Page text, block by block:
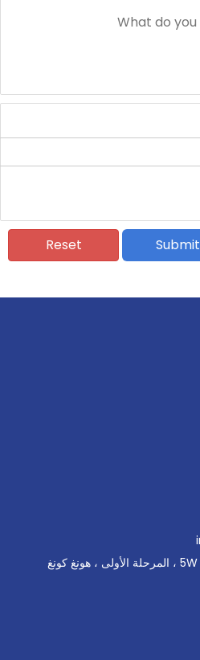
Submit
Reset
الوحدة 542 ، 5/ف ، المبنى 5W ، المرحلة الأولى ، هونغ كونغ